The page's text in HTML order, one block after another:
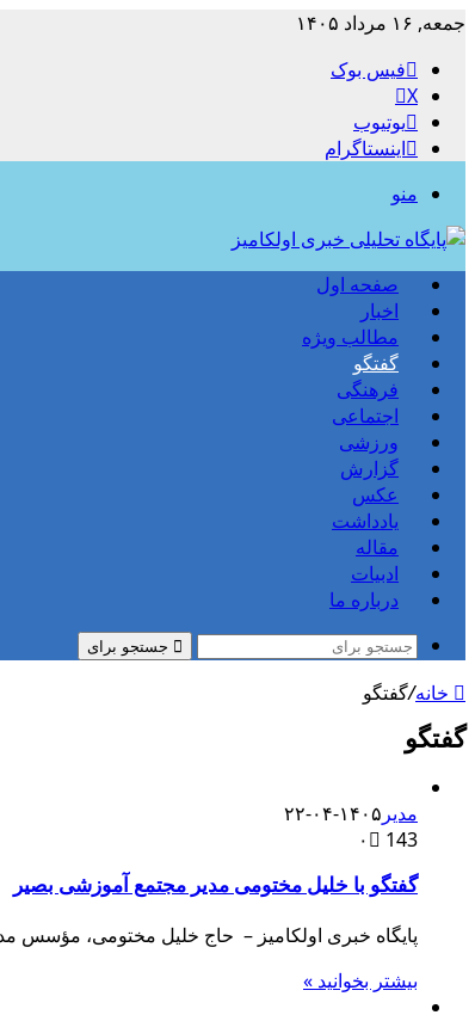
جمعه, ۱۶ مرداد ۱۴۰۵
فیس بوک
X
یوتیوب
اینستاگرام
منو
صفحه اول
اخبار
مطالب ویژه
گفتگو
فرهنگی
اجتماعی
ورزشی
گزارش
عکس
یادداشت
مقاله
ادبیات
درباره ما
جستجو برای
خانه/گفتگو
گفتگو
مدیر ۱۴۰۵-۰۴-۲۲
۰
143
گفتگو با خلیل مختومی مدیر مجتمع آموزشی بصیر
پایگاه خبری اولکامیز – حاج خلیل مختومی، مؤسس
بیشتر بخوانید »